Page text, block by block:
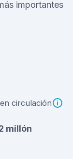
importantes
circulación
millón